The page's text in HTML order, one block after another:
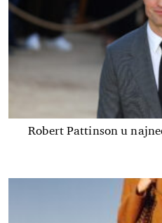
Robert Pattinson u